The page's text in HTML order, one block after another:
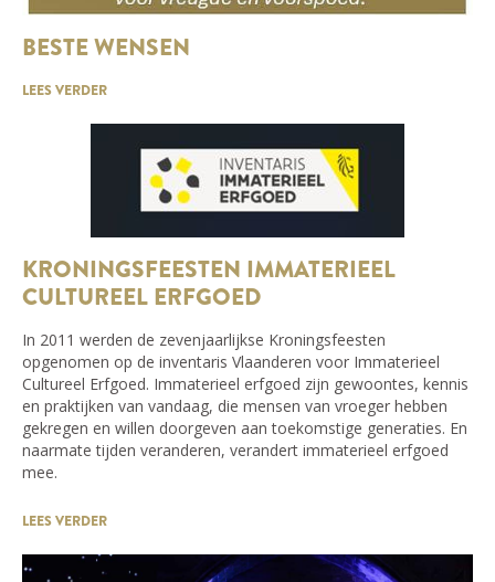
BESTE WENSEN
LEES VERDER
KRONINGSFEESTEN IMMATERIEEL
CULTUREEL ERFGOED
In 2011 werden de zevenjaarlijkse Kroningsfeesten
opgenomen op de inventaris Vlaanderen voor Immaterieel
Cultureel Erfgoed. Immaterieel erfgoed zijn gewoontes, kennis
en praktijken van vandaag, die mensen van vroeger hebben
gekregen en willen doorgeven aan toekomstige generaties. En
naarmate tijden veranderen, verandert immaterieel erfgoed
mee.
LEES VERDER